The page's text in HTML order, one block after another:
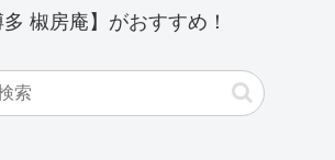
椒房庵】がおすすめ！